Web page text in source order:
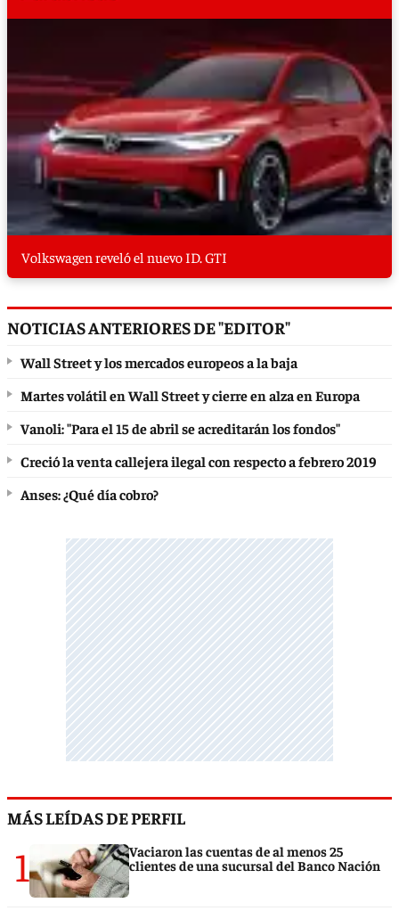
Volkswagen reveló el nuevo ID. GTI
NOTICIAS ANTERIORES DE "EDITOR"
Wall Street y los mercados europeos a la baja
Martes volátil en Wall Street y cierre en alza en Europa
Vanoli: "Para el 15 de abril se acreditarán los fondos"
Creció la venta callejera ilegal con respecto a febrero 2019
Anses: ¿Qué día cobro?
MÁS LEÍDAS DE PERFIL
1
Vaciaron las cuentas de al menos 25
clientes de una sucursal del Banco Nación